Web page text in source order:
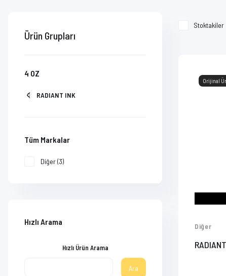
Ürün Grupları
4 OZ
RADIANT INK
Tüm Markalar
Diğer (3)
Hızlı Arama
Hızlı Ürün Arama
Ara
Stoktakiler
Orijinal
Diğer